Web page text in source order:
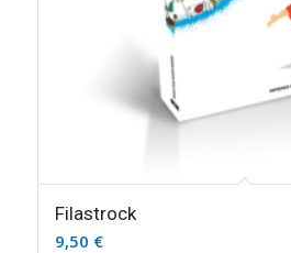
Filastrock
9,50 €